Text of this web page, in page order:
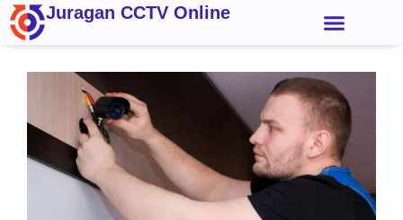
Juragan CCTV Online